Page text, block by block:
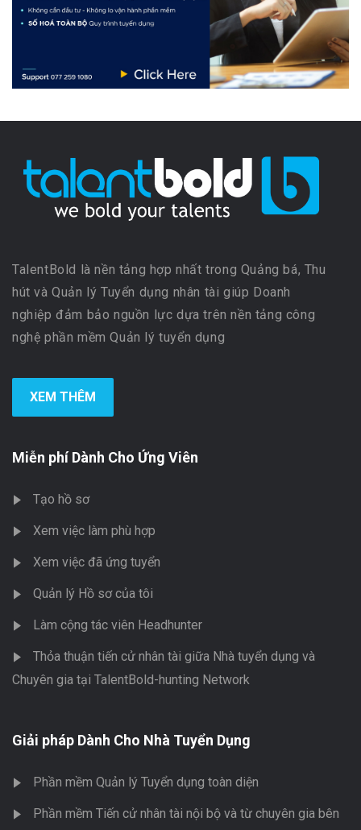
TalentBold là nền tảng hợp nhất trong Quảng bá, Thu
hút và Quản lý Tuyển dụng nhân tài giúp Doanh
nghiệp đảm bảo nguồn lực dựa trên nền tảng công
nghệ phần mềm Quản lý tuyển dụng
XEM THÊM
Miễn phí Dành Cho Ứng Viên
Tạo hồ sơ
Xem việc làm phù hợp
Xem việc đã ứng tuyển
Quản lý Hồ sơ của tôi
Làm cộng tác viên Headhunter
Thỏa thuận tiến cử nhân tài giữa Nhà tuyển dụng và
Chuyên gia tại TalentBold-hunting Network
Giải pháp Dành Cho Nhà Tuyển Dụng
Phần mềm Quản lý Tuyển dụng toàn diện
Phần mềm Tiến cử nhân tài nội bộ và từ chuyên gia bên